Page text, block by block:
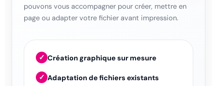
pouvons vous accompagner pour créer, mettre en
page ou adapter votre fichier avant impression.
✓ Création graphique sur mesure
✓ Adaptation de fichiers existants